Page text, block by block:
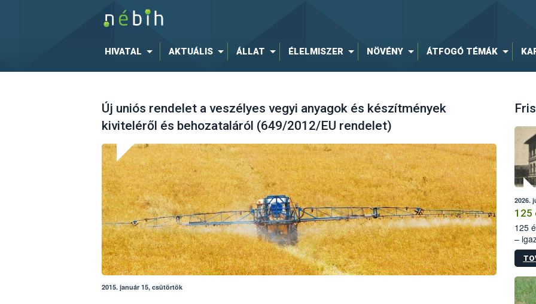
HIVATAL AKTUÁLIS ÁLLAT ÉLELMISZER NÖVÉNY ÁTFOGÓ TÉMÁK
Új uniós rendelet a veszélyes vegyi anyagok és készítmények
kiviteléről és behozataláról (649/2012/EU rendelet)
2015. január 15, csütörtök
2026.
125
125
–
15.